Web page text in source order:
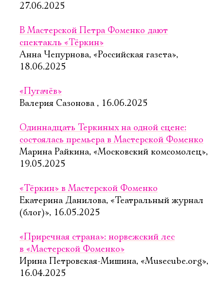
27.06.2025
В Мастерской Петра Фоменко дают
спектакль «Тёркин»
Анна Чепурнова, «Российская газета»,
18.06.2025
«Пугачёв»
Валерия Сазонова , 16.06.2025
Одиннадцать Теркиных на одной сцене:
состоялась премьера в Мастерской Фоменко
Марина Райкина, «Московский комсомолец»,
19.05.2025
«Тёркин» в Мастерской Фоменко
Екатерина Данилова, «Театральный журнал
(блог)», 16.05.2025
«Приречная страна»: норвежский лес
в «Мастерской Фоменко»
Ирина Петровская-Мишина, «Musecube.org»,
16.04.2025